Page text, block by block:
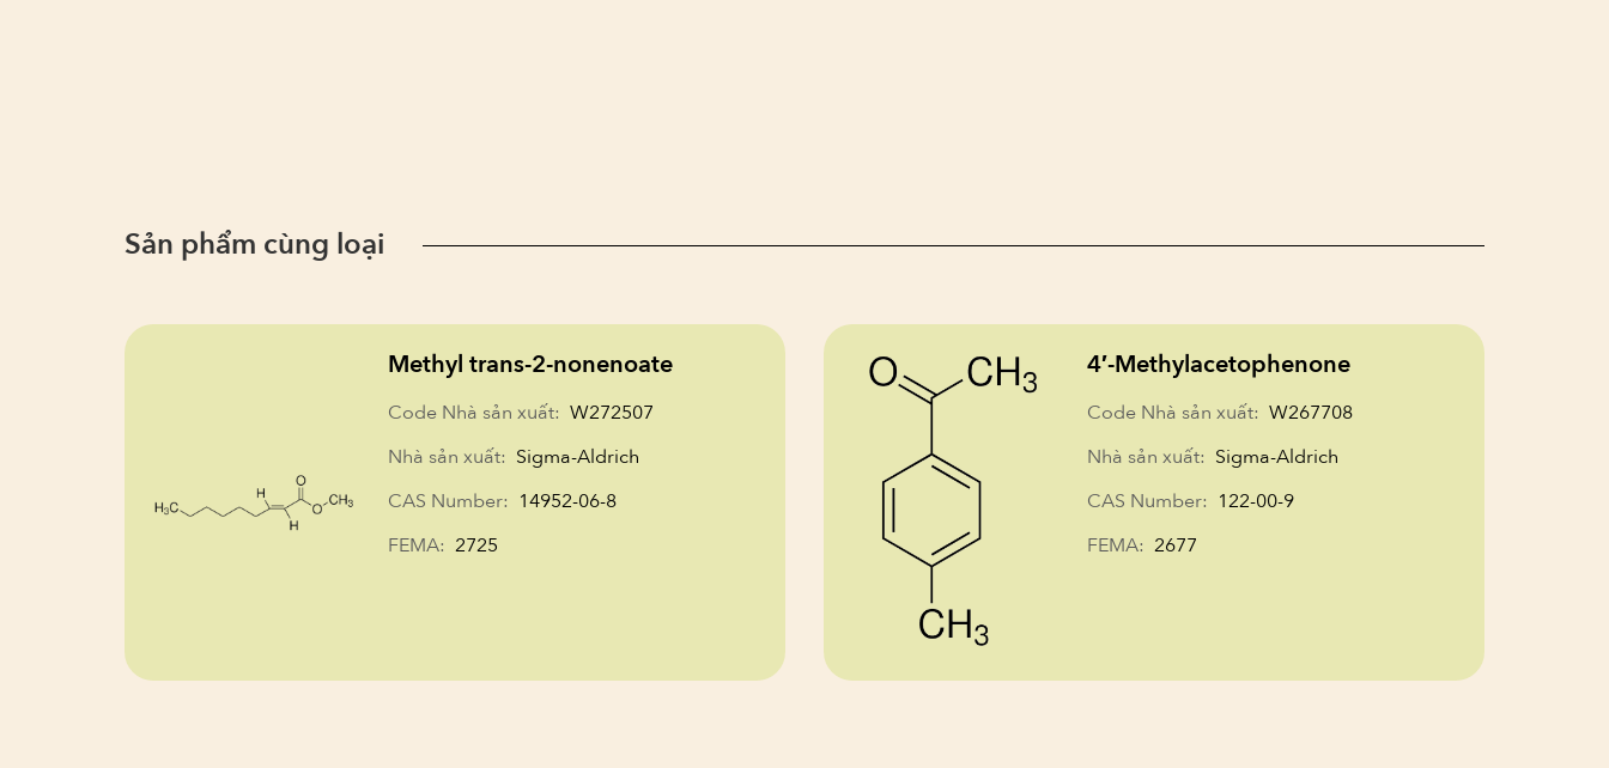
Sản phẩm cùng loại
Methyl trans-2-nonenoate
Code Nhà sản xuất: W272507
Nhà sản xuất: Sigma-Aldrich
CAS Number: 14952-06-8
FEMA: 2725
4′-Methylacetophenone
Code Nhà sản xuất: W267708
Nhà sản xuất: Sigma-Aldrich
CAS Number: 122-00-9
FEMA: 2677